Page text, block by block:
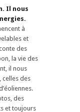
Il nous
à
et
des
la vie des
il nous
celles des
des
et toujours